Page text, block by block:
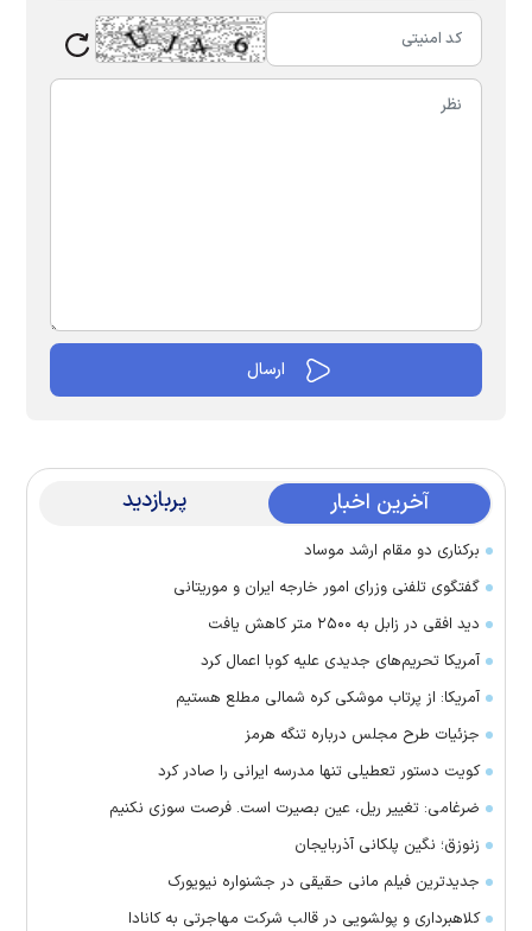
آخرین اخبار پربازدید
برکناری دو مقام ارشد موساد
گفتگوی تلفنی وزرای امور خارجه ایران و موریتانی
دید افقی در زابل به ۲۵۰۰ متر کاهش یافت
آمریکا تحریم‌های جدیدی علیه کوبا اعمال کرد
آمریکا: از پرتاب موشکی کره شمالی مطلع هستیم
جزئیات طرح مجلس درباره تنگه هرمز
کویت دستور تعطیلی تنها مدرسه ایرانی را صادر کرد
ضرغامی: تغییر ریل، عین بصیرت است. فرصت سوزی نکنیم
زنوزق؛ نگین پلکانی آذربایجان
جدیدترین فیلم مانی حقیقی در جشنواره نیویورک
کلاهبرداری و پولشویی در قالب شرکت مهاجرتی به کانادا